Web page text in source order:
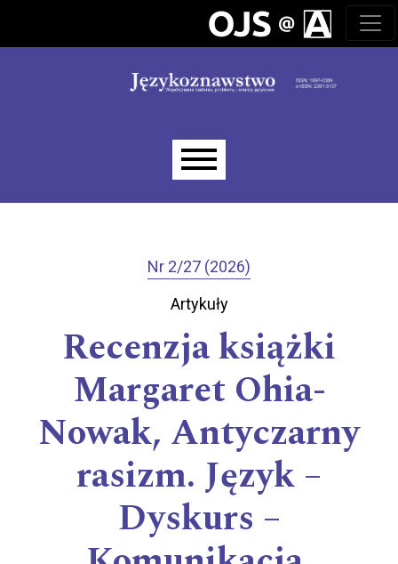
Nr 2/27 (2026)
Artykuły
Recenzja książki
Margaret Ohia-
Nowak, Antyczarny
rasizm. Język –
Dyskurs –